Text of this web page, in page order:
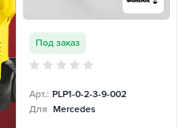
Под заказ
Арт.: PLP1-0-2-3-9-002
Для Mercedes